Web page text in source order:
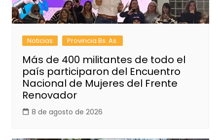
Noticias Provincia Bs. As.
Más de 400 militantes de todo el
país participaron del Encuentro
Nacional de Mujeres del Frente
Renovador
8 de agosto de 2026